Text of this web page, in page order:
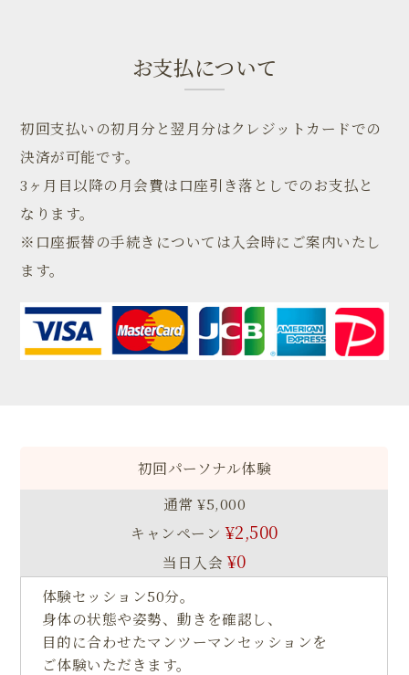
お支払について
初回支払いの初月分と翌月分はクレジットカードでの
決済が可能です。
3ヶ月目以降の月会費は口座引き落としでのお支払と
なります。
※口座振替の手続きについては入会時にご案内いたし
ます。
初回パーソナル体験
通常 ¥5,000
キャンペーン¥2,500
当日入会¥0
体験セッション50分。
身体の状態や姿勢、動きを確認し、
目的に合わせたマンツーマンセッションを
ご体験いただきます。